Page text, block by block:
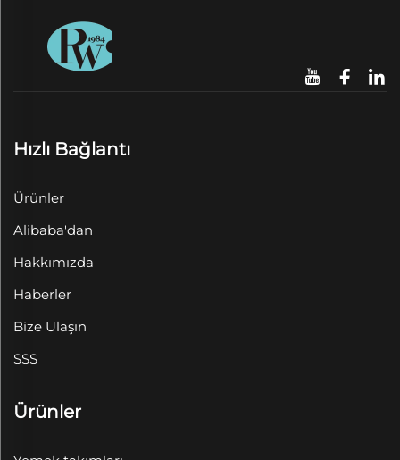
Hızlı Bağlantı
Ürünler
Alibaba'dan
Hakkımızda
Haberler
Bize Ulaşın
SSS
Ürünler